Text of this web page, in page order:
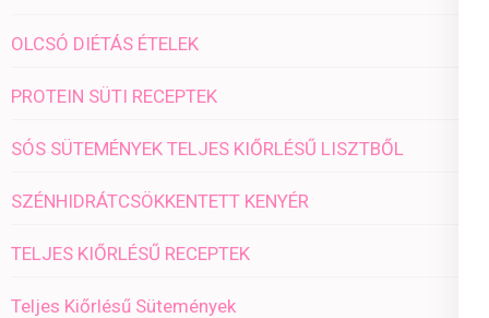
OLCSÓ DIÉTÁS ÉTELEK
PROTEIN SÜTI RECEPTEK
SÓS SÜTEMÉNYEK TELJES KIŐRLÉSŰ LISZTBŐL
SZÉNHIDRÁTCSÖKKENTETT KENYÉR
TELJES KIŐRLÉSŰ RECEPTEK
Teljes Kiőrlésű Sütemények